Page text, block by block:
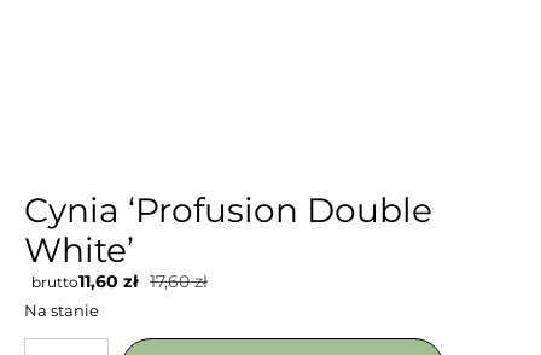
Cynia ‘Profusion Double
White’
17,60zł
11,60 zł
brutto
Na stanie